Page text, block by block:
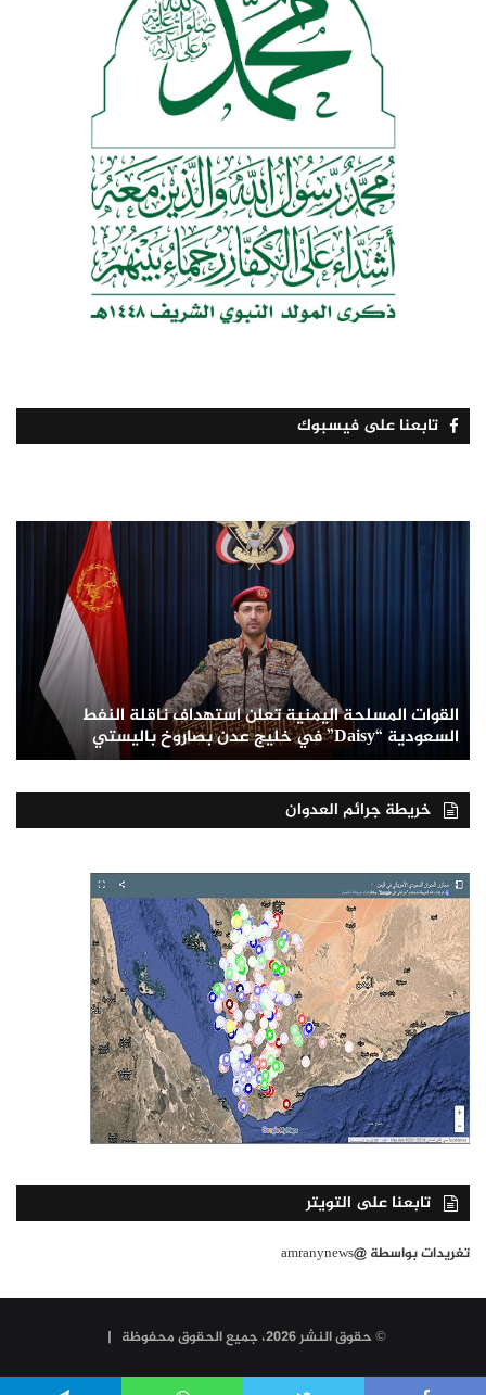
تابعنا على فيسبوك
القوات المسلحة اليمنية تعلن استهداف ناقلة النفط
السعودية “Daisy” في خليج عدن بصاروخ باليستي
خريطة جرائم العدوان
تابعنا على التويتر
تغريدات بواسطة @amranynews
© حقوق النشر 2026، جميع الحقوق محفوظة |